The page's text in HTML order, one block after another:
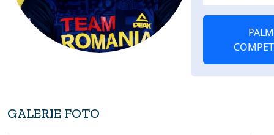
GALERIE FOTO